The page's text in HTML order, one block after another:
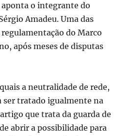
aponta o integrante do
Amadeu. Uma das
do Marco
após meses de disputas
a neutralidade de rede,
ser tratado igualmente na
que trata da guarda de
abrir a possibilidade para